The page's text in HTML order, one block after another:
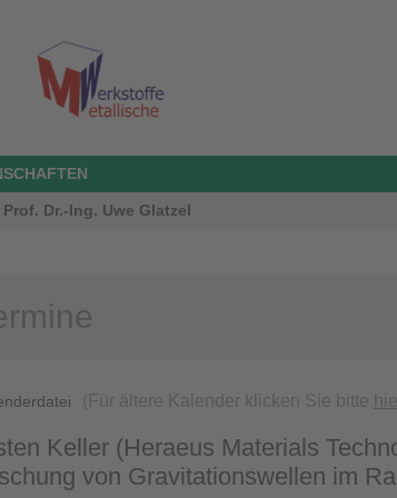
Dr.-Ing. Uwe Glatzel
(Für ältere Kalender klicken Sie bitte
Keller (Heraeus Materials
von Gravitationswellen im